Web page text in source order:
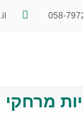
058-
מרחקי